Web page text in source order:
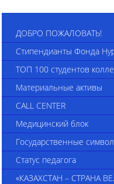
ДОБРО ПОЖАЛОВАТЬ!
Стипендианты Фонда
ТОП 100 студентов
Материальные активы
CALL CENTER
Медицинский блок
Государственные
Статус педагога
«КАЗАХСТАН – СТРАНА